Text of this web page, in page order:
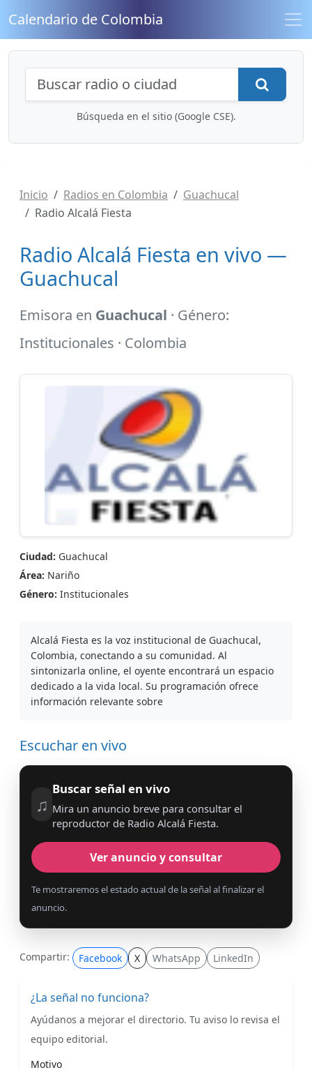
Calendario de Colombia
Búsqueda de radios y contenidos
Búsqueda en el sitio (Google CSE).
Inicio Radios en Colombia
Guachucal
Radio Alcalá Fiesta
Radio Alcalá Fiesta en vivo —
Guachucal
Emisora en Guachucal · Género:
Institucionales · Colombia
Ciudad: Guachucal
Área: Nariño
Género: Institucionales
Alcalá Fiesta es la voz institucional de Guachucal,
Colombia, conectando a su comunidad. Al
sintonizarla online, el oyente encontrará un espacio
dedicado a la vida local. Su programación ofrece
información relevante sobre
Escuchar en vivo
♫
Buscar señal en vivo
Mira un anuncio breve para consultar el
reproductor de Radio Alcalá Fiesta.
Ver anuncio y consultar
Te mostraremos el estado actual de la señal al finalizar el
anuncio.
Compartir: Facebook X WhatsApp LinkedIn
¿La señal no funciona?
Ayúdanos a mejorar el directorio. Tu aviso lo revisa el
equipo editorial.
Motivo